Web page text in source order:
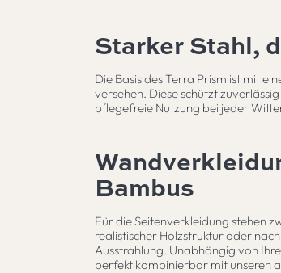
Starker Stahl,
Die Basis des Terra Prism ist mit
versehen. Diese schützt
pflegefreie Nutzung bei jeder
Bambus
Für die Seitenverkleidung stehen
realistischer Holzstruktur oder
Ausstrahlung. Unabhängig von
perfekt kombinierbar mit unseren